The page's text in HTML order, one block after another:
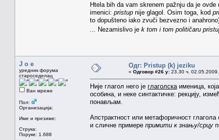
Htela bih da vam skrenem pažnju da je
imenici: pristup nije glagol. Osim toga, kod
to dopušteno iako zvuči bezvezno i
Nezamislivo je k tom i tom političaru
J o e
уредник форума
староседелац
Ван мреже
Пол:
Организација:
Име и презиме:
Струка:
Поруке: 1.688
Одг: Pristup (k) jeziku
« Одговор #26 у: 23.30 ч.
Није глагол него је глаголска именица,
особина, и неке синтактичке: рекцију,
понављам.
Апстрактност или метафоричност
и сличне примере примити к знању/срцу